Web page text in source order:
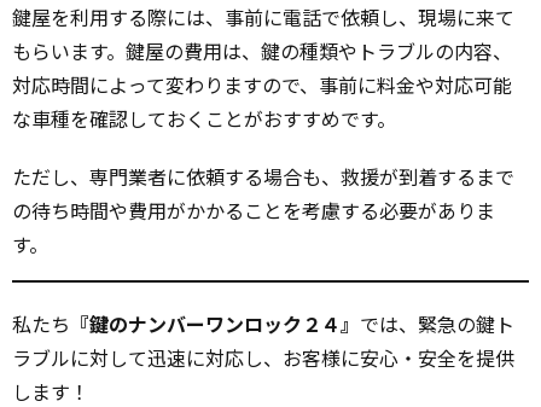
鍵屋を利用する際には、事前に電話で依頼し、現場に来て
もらいます。鍵屋の費用は、鍵の種類やトラブルの内容、
対応時間によって変わりますので、事前に料金や対応可能
な車種を確認しておくことがおすすめです。
ただし、専門業者に依頼する場合も、救援が到着するまで
の待ち時間や費用がかかることを考慮する必要がありま
す。
私たち 『鍵のナンバーワンロック２４』 では、緊急の鍵ト
ラブルに対して迅速に対応し、お客様に安心・安全を提供
します！